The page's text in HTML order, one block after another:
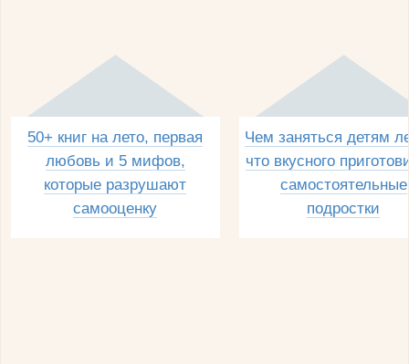
50+ книг на лето, первая
любовь и 5 мифов,
которые разрушают
самооценку
Чем заняться детям
что вкусного
самостоятельные
подростки